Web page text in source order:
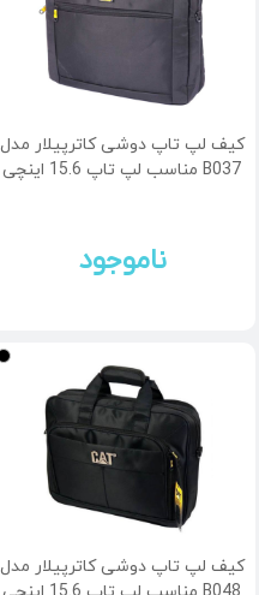
کیف لپ تاپ دوشی کاترپیلار مدل
B037 مناسب لپ تاپ 15.6 اینچی
ناموجود
کیف لپ تاپ دوشی کاترپیلار مدل